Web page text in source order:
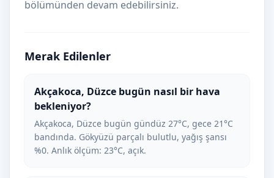
bölümünden devam edebilirsiniz.
Merak Edilenler
Akçakoca, Düzce bugün nasıl bir hava
bekleniyor?
Akçakoca, Düzce bugün gündüz 27°C, gece 21°C
bandında. Gökyüzü parçalı bulutlu, yağış şansı
%0. Anlık ölçüm: 23°C, açık.